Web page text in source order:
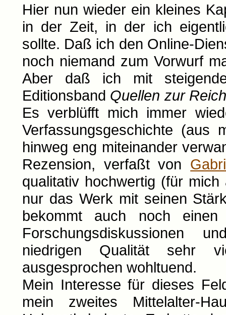
Hier nun wieder ein kleines
in der Zeit, in der ich
sollte. Daß ich den Online-
noch niemand zum Vorwurf
Aber daß ich mit
Editionsband Quellen zur
Es verblüfft mich immer
Verfassungsgeschichte (aus
hinweg eng miteinander
Rezension, verfaßt von
qualitativ hochwertig (für
nur das Werk mit seinen
bekommt auch noch
Forschungsdiskussionen
niedrigen Qualität sehr
ausgesprochen wohltuend.
Mein Interesse für dieses
mein zweites Mittelalter-